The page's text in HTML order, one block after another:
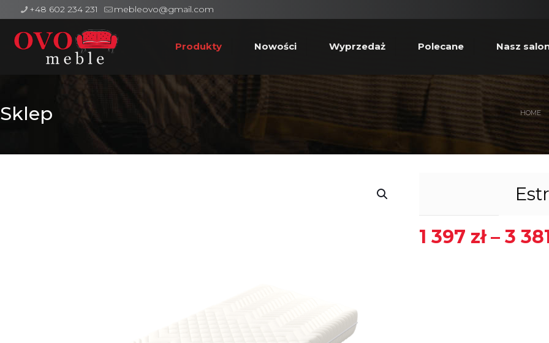
+48 602 234 231 mebleovo@gmail.com
Produkty Nowości Wyprzedaż Polecane Nasz
Sklep HOME
1 397 zł– 3